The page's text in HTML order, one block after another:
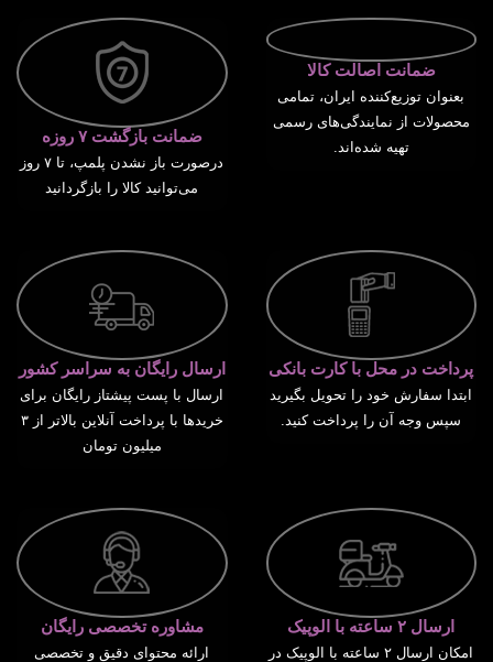
ضمانت اصالت کالا
بعنوان توزیع‌کننده ایران، تمامی
محصولات از نمایندگی‌های رسمی
تهیه شده‌اند.
ضمانت بازگشت ۷ روزه
درصورت باز نشدن پلمپ، تا ۷ روز
می‌توانید کالا را بازگردانید
پرداخت در محل با کارت بانکی
ابتدا سفارش خود را تحویل بگیرید
سپس وجه آن را پرداخت کنید.
ارسال رایگان به سراسر کشور
ارسال با پست پیشتاز رایگان برای
خریدها با پرداخت آنلاین بالاتر از ۳
میلیون تومان
ارسال ۲ ساعته با الوپیک
امکان ارسال ۲ ساعته با الوپیک در
مشاوره تخصصی رایگان
ارائه محتوای دقیق و تخصصی